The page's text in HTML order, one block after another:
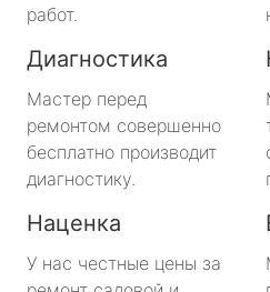
работ.
Диагностика
Мастер перед
ремонтом совершенно
бесплатно производит
диагностику.
Наценка
У нас честные цены за